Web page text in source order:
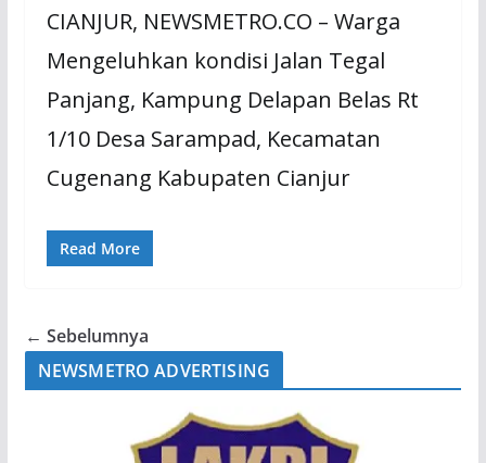
CIANJUR, NEWSMETRO.CO – Warga
Mengeluhkan kondisi Jalan Tegal
Panjang, Kampung Delapan Belas Rt
1/10 Desa Sarampad, Kecamatan
Cugenang Kabupaten Cianjur
Read More
← Sebelumnya
NEWSMETRO ADVERTISING